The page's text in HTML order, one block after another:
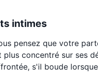
intimes
pensez que votre
concentré sur ses
s'il boude